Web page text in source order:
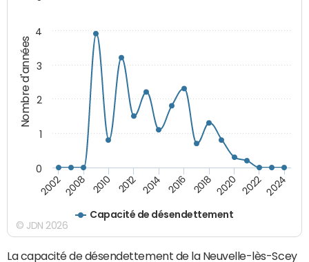
Nombre d'années
Capacité de désendettement
2002 2008 2010 2012 2014 2016 2018 2020 2022 2024
0
1
2
3
4
© JDN 2026
La capacité de désendettement de la Neuvelle-lès-Scey